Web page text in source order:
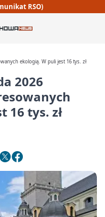
RSO)
ekologią. W puli jest 16 tys. zł
2026
16 tys. zł